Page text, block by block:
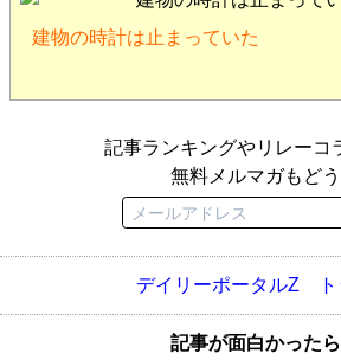
建物の時計は止まっていた
記事ランキングやリレーコ
無料メルマガもど
デイリーポータルZ ト
記事が面白かったら